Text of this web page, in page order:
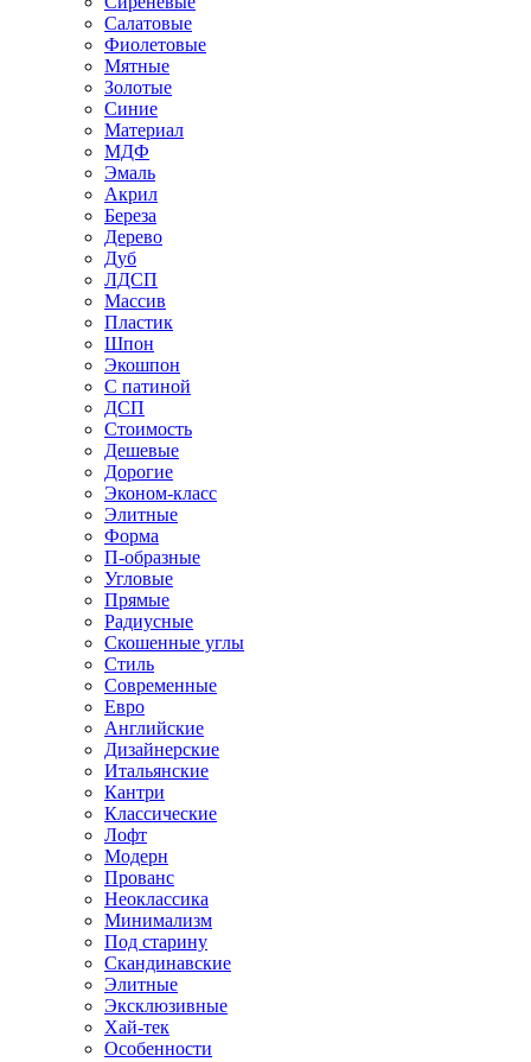
Салатовые
Фиолетовые
Мятные
Золотые
Синие
Материал
МДФ
Эмаль
Акрил
Береза
Дерево
Дуб
ЛДСП
Массив
Пластик
Шпон
Экошпон
С патиной
ДСП
Стоимость
Дешевые
Дорогие
Эконом-класс
Элитные
Форма
П-образные
Угловые
Прямые
Радиусные
Скошенные углы
Стиль
Современные
Евро
Английские
Дизайнерские
Итальянские
Кантри
Классические
Лофт
Модерн
Прованс
Неоклассика
Минимализм
Под старину
Скандинавские
Элитные
Эксклюзивные
Хай-тек
Особенности